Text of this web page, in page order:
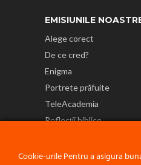
EMISIUNILE
Alege corect
De ce cred?
Enigma
Portrete prăfuite
TeleAcademia
Reflecții biblice
Cookie-urile Pentru a asigura